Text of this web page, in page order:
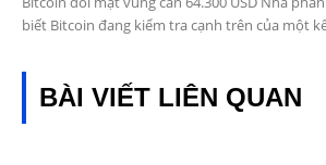
biết Bitcoin đang kiểm tra cạnh trên của một
BÀI VIẾT LIÊN QUAN